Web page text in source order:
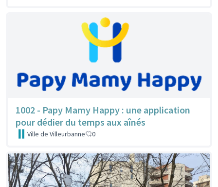
1002 - Papy Mamy Happy : une application
pour dédier du temps aux aînés
Ville de Villeurbanne 0